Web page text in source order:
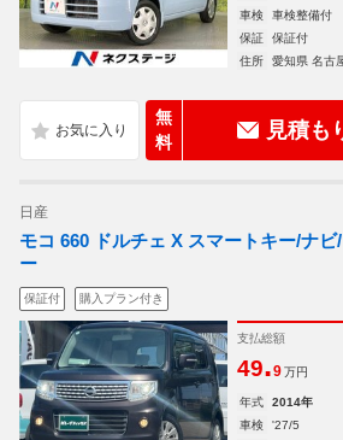
車検
車検整備付
保証
保証付
住所
愛知県 名古
無
料
見積も
日産
モコ 660 ドルチェ X スマートキー/ナ
ー
保証付 購入プラン付き
支払総額
49.9 万円
年式 2014年
車検
'27/5